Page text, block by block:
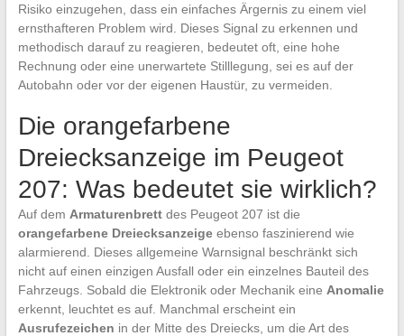
Risiko einzugehen, dass ein einfaches Ärgernis zu einem viel
ernsthafteren Problem wird. Dieses Signal zu erkennen und
methodisch darauf zu reagieren, bedeutet oft, eine hohe
Rechnung oder eine unerwartete Stilllegung, sei es auf der
Autobahn oder vor der eigenen Haustür, zu vermeiden.
Die orangefarbene
Dreiecksanzeige im Peugeot
207: Was bedeutet sie wirklich?
Auf dem Armaturenbrettdes Peugeot 207 ist die
orangefarbene Dreiecksanzeigeebenso faszinierend wie
alarmierend. Dieses allgemeine Warnsignal beschränkt sich
nicht auf einen einzigen Ausfall oder ein einzelnes Bauteil des
Fahrzeugs. Sobald die Elektronik oder Mechanik eine Anomalie
erkennt, leuchtet es auf. Manchmal erscheint ein
Ausrufezeichen in der Mitte des Dreiecks, um die Art des